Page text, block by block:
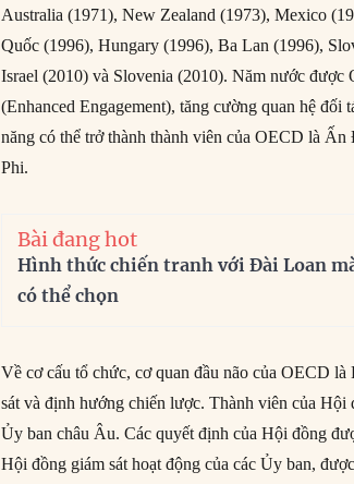
Australia (1971), New Zealand (1973), Mexico
Quốc (1996), Hungary (1996), Ba Lan (1996),
Israel (2010) và Slovenia (2010). Năm nước
(Enhanced Engagement), tăng cường quan hệ đối
năng có thể trở thành thành viên của OECD là
Phi.
Bài đang hot
Hình thức chiến tranh với Đài Loan
có thể chọn
Về cơ cấu tổ chức, cơ quan đầu não của OECD
sát và định hướng chiến lược. Thành viên của Hội
Ủy ban châu Âu. Các quyết định của Hội đồng
Hội đồng giám sát hoạt động của các Ủy ban,